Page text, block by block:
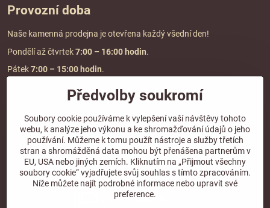
Provozní doba
Naše kamenná prodejna je otevřena každý všední den!
Pondělí až čtvrtek7:00 – 16:00 hodin.
Pátek7:00 – 15:00 hodin.
Doprava a platba
DOPRAVA ZDARMA
při objednávce nad2000 Kč vč. DPH.
*Nevztahuje se na paletovou přepravu.
Předvolby soukromí
Soubory cookie používáme k vylepšení vaší návštěvy tohoto
webu, k analýze jeho výkonu a ke shromažďování údajů o jeho
používání. Můžeme k tomu použít nástroje a služby třetích
stran a shromážděná data mohou být přenášena partnerům v
EU, USA nebo jiných zemích. Kliknutím na „Přijmout všechny
soubory cookie“ vyjadřujete svůj souhlas s tímto zpracováním.
Níže můžete najít podrobné informace nebo upravit své
preference.